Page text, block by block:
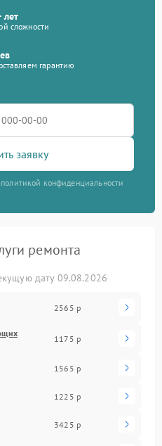
лет
сложности
гарантию
заявку
конфиденциальности
ремонта
дату 09.08.2026
2565 р
1175 р
1565 р
1225 р
3425 р